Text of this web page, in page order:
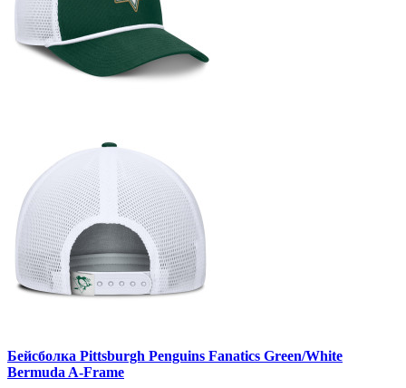
Бейсболка Pittsburgh Penguins Fanatics Green/White
Bermuda A-Frame